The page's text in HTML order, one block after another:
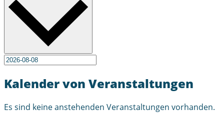
Kalender von Veranstaltungen
Es sind keine anstehenden Veranstaltungen vorhanden.